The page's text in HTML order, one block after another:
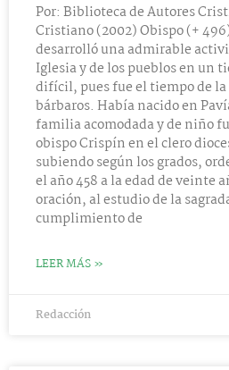
Por: Biblioteca de Autores
Cristiano (2002) Obispo (+
desarrolló una admirable
Iglesia y de los pueblos en un
difícil, pues fue el tiempo de
bárbaros. Había nacido en
familia acomodada y de niño
obispo Crispín en el clero
subiendo según los grados,
el año 458 a la edad de veinte
oración, al estudio de la
cumplimiento de
LEER MÁS »
Redacción